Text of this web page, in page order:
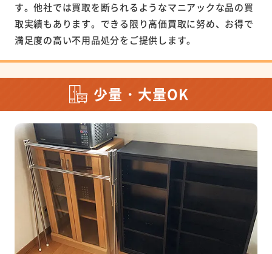
す。他社では買取を断られるようなマニアックな品の買
取実績もあります。できる限り高価買取に努め、お得で
満足度の高い不用品処分をご提供します。
少量・大量OK